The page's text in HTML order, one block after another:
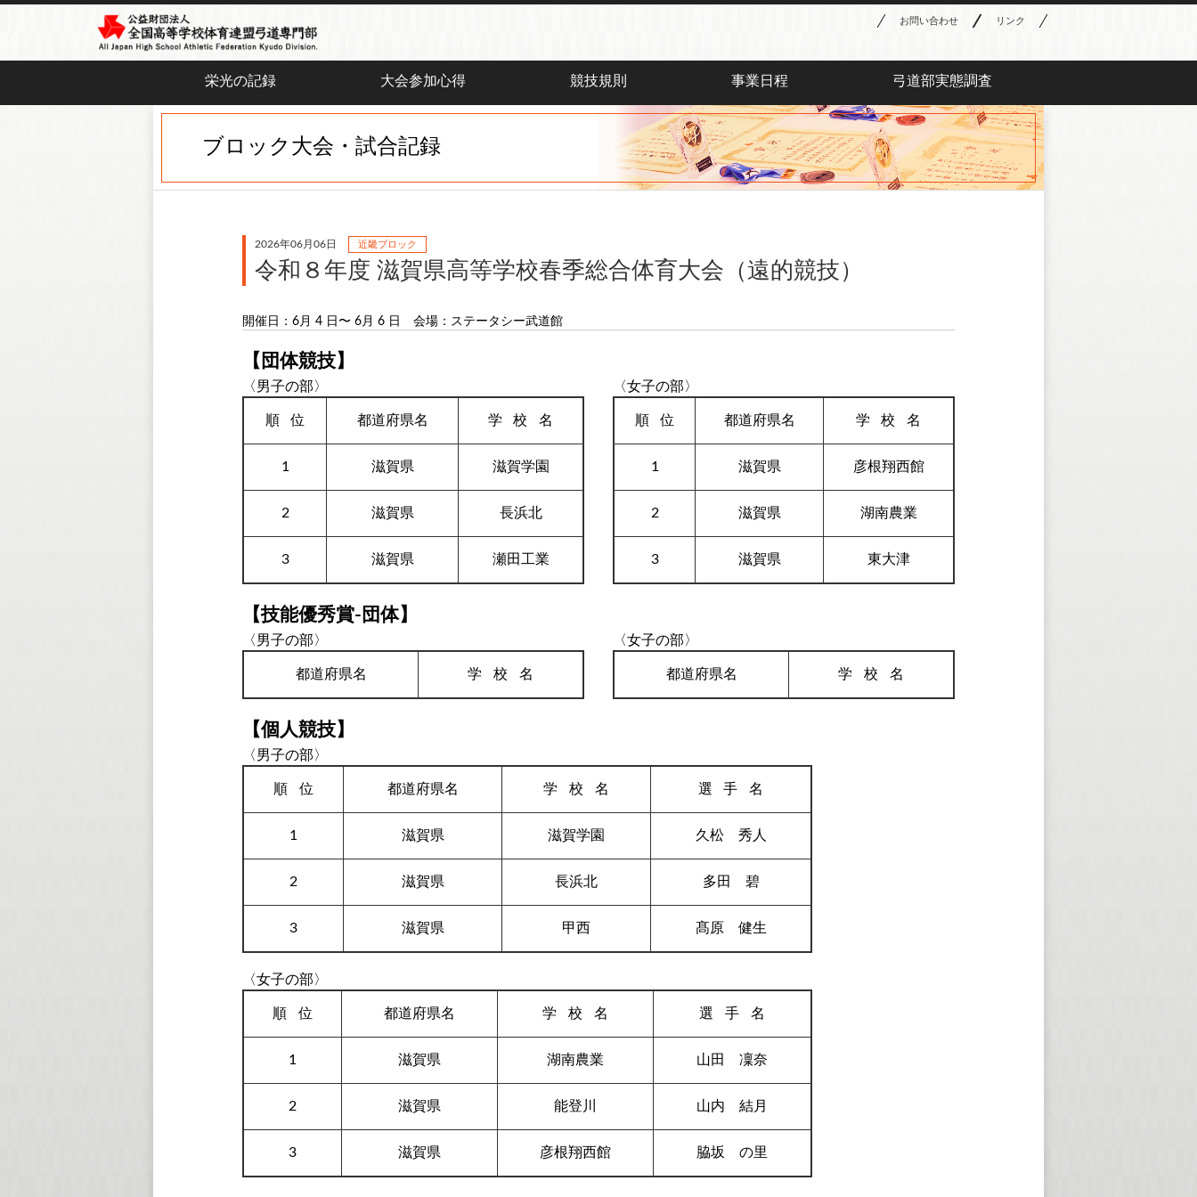
お問い合わせ リンク
栄光の記録 大会参加心得 競技規則 事業日程 弓道部実態調査
ブロック大会・試合記録
2026年06月06日 近畿ブロック
令和８年度 滋賀県高等学校春季総合体育大会（遠的競技）
開催日：6月 4 日〜 6月 6 日 会場：ステータシー武道館
【団体競技】
〈男子の部〉
順位 都道府県名 学校名
1 滋賀県 滋賀学園
2 滋賀県 長浜北
3 滋賀県 瀬田工業
〈女子の部〉
順位 都道府県名 学校名
1 滋賀県 彦根翔西館
2 滋賀県 湖南農業
3 滋賀県 東大津
【技能優秀賞-団体】
〈男子の部〉
都道府県名 学校 名
〈女子の部〉
都道府県名 学校 名
【個人競技】
〈男子の部〉
順 位 都道府県名 学校 名 選手名
1 滋賀県 滋賀学園 久松 秀人
2 滋賀県 長浜北 多田 碧
3 滋賀県 甲西 髙原 健生
〈女子の部〉
順 位 都道府県名 学校 名 選手 名
1 滋賀県 湖南農業 山田 凜奈
2 滋賀県 能登川 山内 結月
3 滋賀県 彦根翔西館 脇坂 の里